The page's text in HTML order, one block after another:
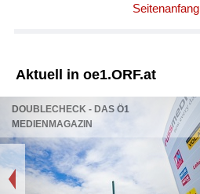
Seitenanfang
Aktuell in oe1.ORF.at
DOUBLECHECK - DAS Ö1
MEDIENMAGAZIN